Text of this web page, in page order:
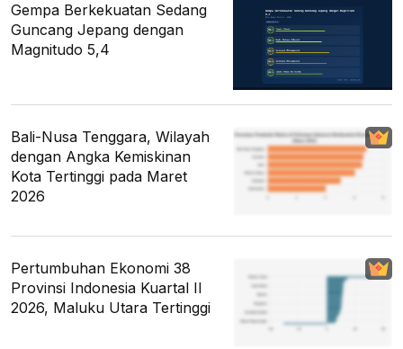
Gempa Berkekuatan Sedang
Guncang Jepang dengan
Magnitudo 5,4
Bali-Nusa Tenggara, Wilayah
dengan Angka Kemiskinan
Kota Tertinggi pada Maret
2026
Pertumbuhan Ekonomi 38
Provinsi Indonesia Kuartal II
2026, Maluku Utara Tertinggi